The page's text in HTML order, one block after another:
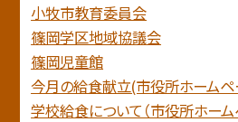
小牧市教育委員会
篠岡学区地域協議会
篠岡児童館
今月の給食献立(市役所ホームペ
学校給食について（市役所ホーム